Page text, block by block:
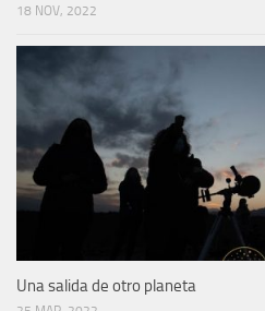
18 NOV, 2022
Una salida de otro planeta